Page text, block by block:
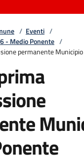
/ Eventi /
- Medio Ponente /
permanente